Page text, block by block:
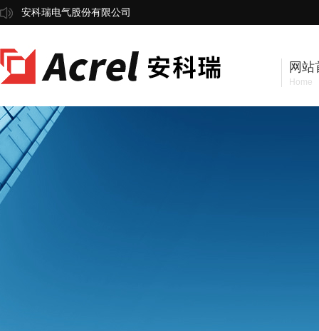
安科瑞电气股份有限公司
网站
Home